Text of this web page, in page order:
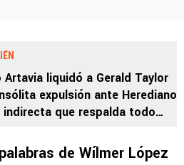
Artavia liquidó a Gerald Taylor
expulsión ante Herediano
indirecta que respalda todo
de Wílmer López